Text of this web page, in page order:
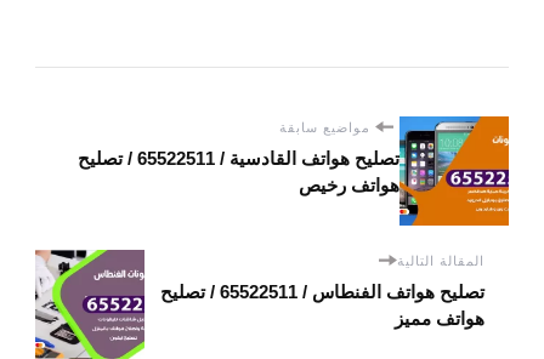
مواضيع سابقة
تصليح هواتف القادسية / 65522511 / تصليح
هواتف رخيص
المقالة التالية
تصليح هواتف الفنطاس / 65522511 / تصليح
هواتف مميز